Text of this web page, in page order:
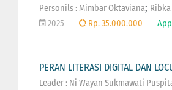
Personils : Mimbar Oktaviana;
2025 Rp. 35.000.000
PERAN LITERASI DIGITAL DAN
Leader : Ni Wayan Sukmawati